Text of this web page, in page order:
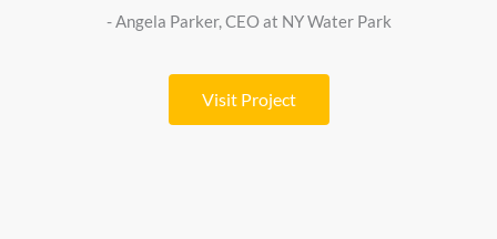
- Angela Parker, CEO at NY Water Park
Visit Project